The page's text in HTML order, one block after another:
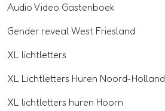
Audio Video Gastenboek
Gender reveal West Friesland
XL lichtletters
XL Lichtletters Huren Noord-Holland
XL lichtletters huren Hoorn